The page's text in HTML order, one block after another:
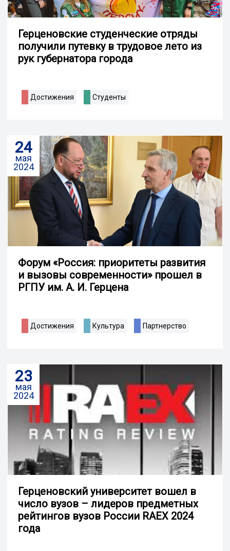
Герценовские студенческие отряды
получили путевку в трудовое лето из
рук губернатора города
Достижения Студенты
24
мая
2024
Форум «Россия: приоритеты развития
и вызовы современности» прошел в
РГПУ им. А. И. Герцена
Достижения Культура Партнерство
23
мая
2024
Герценовский университет вошел в
число вузов – лидеров предметных
рейтингов вузов России RAEX 2024
года